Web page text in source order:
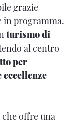
grazie
in programma.
turismo di
al centro
per
eccellenze
offre una